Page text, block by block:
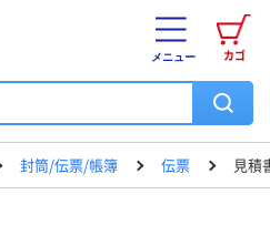
カゴ
メニュー
封筒/伝票/帳簿 伝票 見積